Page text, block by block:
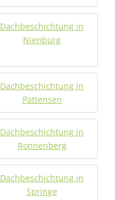
Dachbeschichtung in
Nienburg
Dachbeschichtung in
Pattensen
Dachbeschichtung in
Ronnenberg
Dachbeschichtung in
Springe